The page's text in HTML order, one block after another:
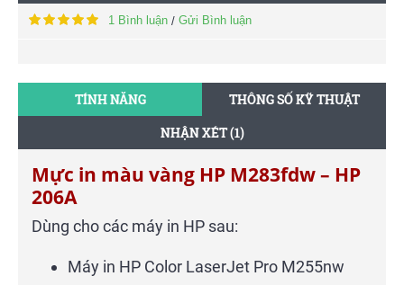
1 Bình luận / Gửi Bình luận
TÍNH NĂNG
THÔNG SỐ KỸ THUẬT
NHẬN XÉT (1)
Mực in màu vàng HP M283fdw – HP
206A
Dùng cho các máy in HP sau:
Máy in HP Color LaserJet Pro M255nw